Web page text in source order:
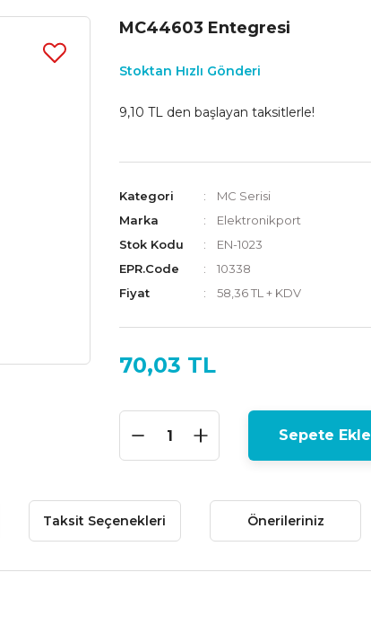
MC44603 Entegresi
Stoktan Hızlı Gönderi
9,10 TL den başlayan taksitlerle!
Kategori
MC Serisi
Marka
Elektronikport
Stok Kodu
EN-1023
EPR.Code
10338
Fiyat
58,36 TL + KDV
70,03 TL
Sepete Ekle
Taksit Seçenekleri Önerileriniz